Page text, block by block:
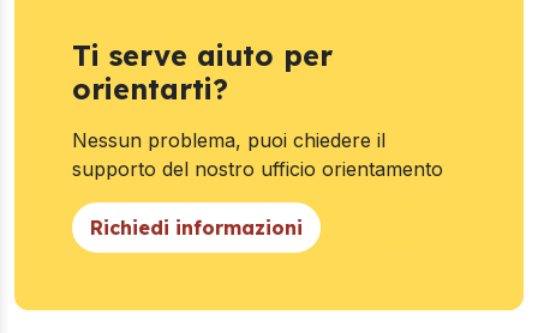
Ti serve aiuto per
orientarti?
Nessun problema, puoi chiedere il
supporto del nostro ufficio orientamento
Richiedi informazioni